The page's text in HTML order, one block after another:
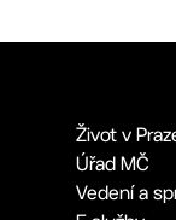
Život v
Úřad MČ
Vedení a